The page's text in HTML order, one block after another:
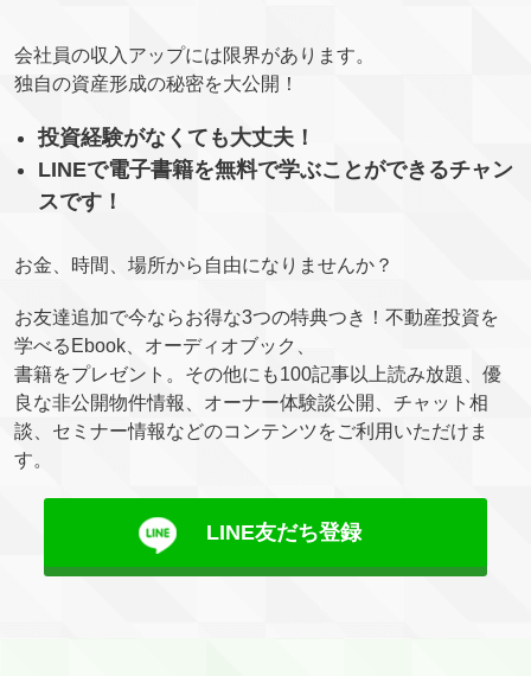
会社員の収入アップには限界があります。
独自の資産形成の秘密を大公開！
投資経験がなくても大丈夫！
LINEで電子書籍を無料で学ぶことができるチャン
スです！
お金、時間、場所から自由になりませんか？
お友達追加で今ならお得な3つの特典つき！不動産投資を
学べるEbook、オーディオブック、
書籍をプレゼント。その他にも100記事以上読み放題、優
良な非公開物件情報、オーナー体験談公開、チャット相
談、セミナー情報などのコンテンツをご利用いただけま
す。
LINE友だち登録